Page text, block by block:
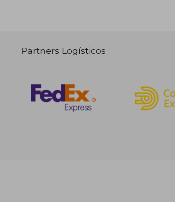
Partners Logísticos